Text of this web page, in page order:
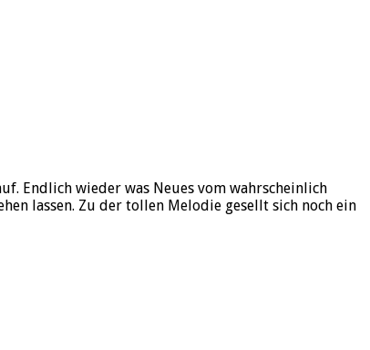
Endlich wieder was Neues vom wahrscheinlich
lassen. Zu der tollen Melodie gesellt sich noch ein